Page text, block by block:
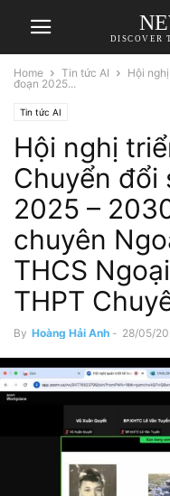
DISCOVER
Home Tin tức AI
Hội
đoạn 2025...
Tin tức AI
Hội nghị
Chuyển đổi
2025 –
chuyên
THCS
THPT
By Hoàng Hải Anh - 28/05/